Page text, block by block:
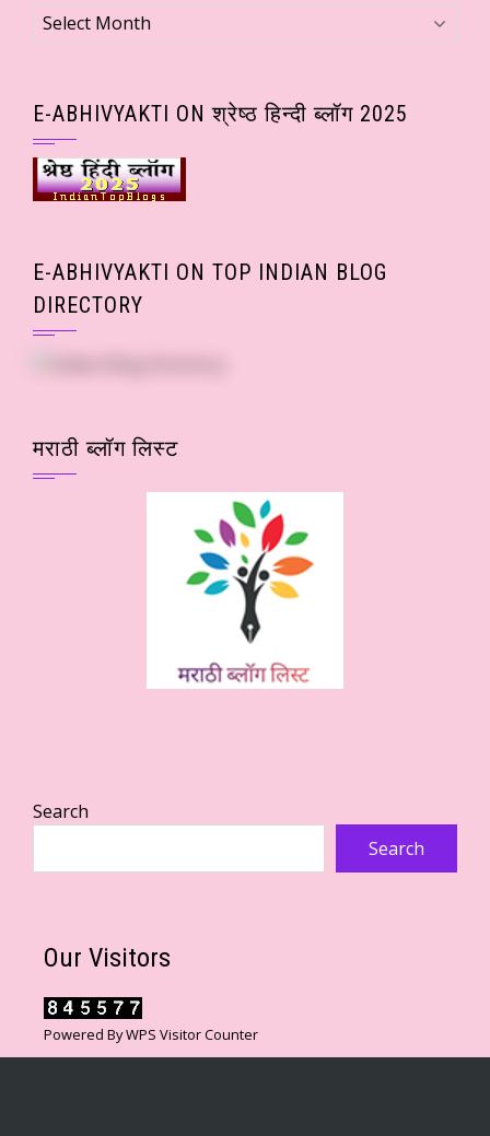
Archives
(Month
E-ABHIVYAKTI ON श्रेष्ठ हिन्दी ब्लॉग 2025
E-ABHIVYAKTI ON TOP INDIAN BLOG
DIRECTORY
मराठी ब्लॉग लिस्ट
Search
Search
Our Visitors
Powered ByWPS Visitor Counter